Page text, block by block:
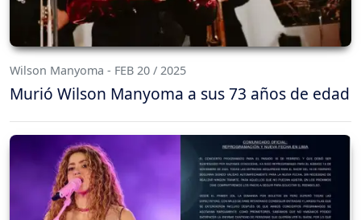
Wilson Manyoma - FEB 20 / 2025
Murió Wilson Manyoma a sus 73 años de edad